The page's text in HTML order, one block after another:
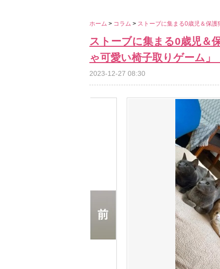
ホーム > コラム > ストーブに集まる0歳児＆保
ストーブに集まる0歳児＆
ゃ可愛い椅子取りゲーム」
2023-12-27 08:30